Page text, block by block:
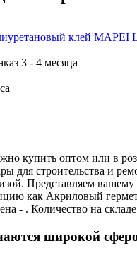
клей MAPEI
3 - 4 месяца
купить оптом или в
для строительства и
Представляем
как Акриловый
- . Количество на
широкой